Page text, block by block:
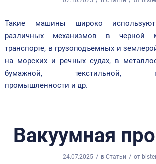
Такие машины широко
различных механизмов в черной
транспорте, в грузоподъемных и
на морских и речных судах, в
бумажной, текстильной,
промышленности и др.
Вакуумная
24.07.2025 / в Статьи / от